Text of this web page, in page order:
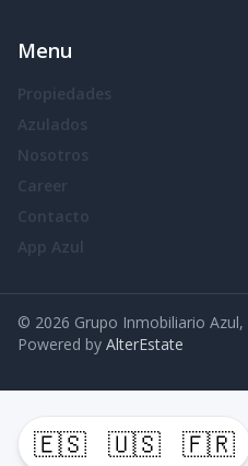
🇪🇸 🇺🇸 🇫🇷
Menu
Propiedades
Azulados
Nosotros
Career
Contacto
App Azul
© 2026 Grupo Inmobiliario Azul,
Powered by AlterEstate